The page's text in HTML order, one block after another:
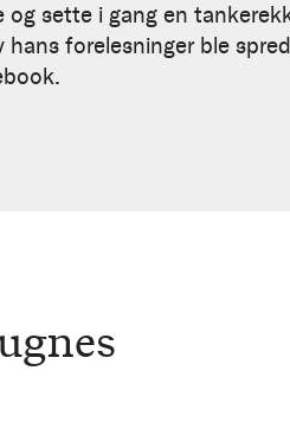
sette i gang en
forelesninger ble